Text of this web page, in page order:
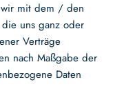
wir mit dem / den
die uns ganz oder
Verträge
nach Maßgabe der
Daten